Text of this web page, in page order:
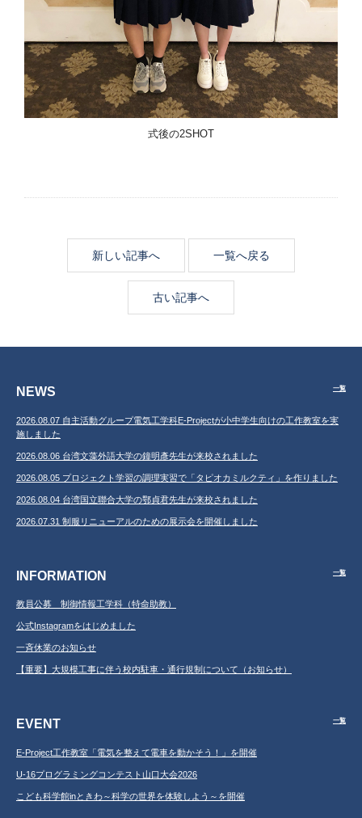
式後の2SHOT
新しい記事へ 一覧へ戻る
古い記事へ
NEWS 一覧
2026.08.07 自主活動グループ電気工学科E-Projectが小中学生向けの工作教室を実
施しました
2026.08.06 台湾文藻外語大学の鐘明彥先生が来校されました
2026.08.05 プロジェクト学習の調理実習で「タピオカミルクティ」を作りました
2026.08.04 台湾国立聯合大学の鄂貞君先生が来校されました
2026.07.31 制服リニューアルのための展示会を開催しました
INFORMATION 一覧
教員公募 制御情報工学科（特命助教）
公式Instagramをはじめました
一斉休業のお知らせ
【重要】大規模工事に伴う校内駐車・通行規制について（お知らせ）
EVENT 一覧
E-Project工作教室「電気を整えて電車を動かそう！」を開催
U-16プログラミングコンテスト山口大会2026
こども科学館inときわ～科学の世界を体験しよう～を開催